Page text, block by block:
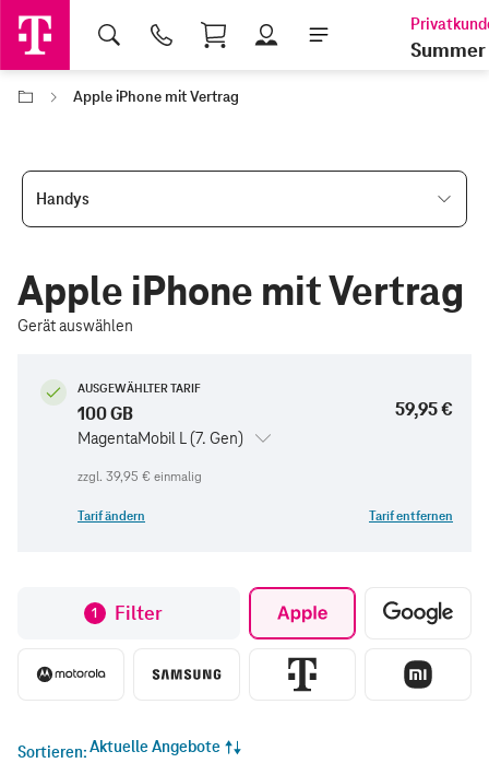
Shopping Cart
Summer
Apple iPhone mit Vertrag
Handys
Apple iPhone mit Vertrag
Gerät auswählen
AUSGEWÄHLTER TARIF
100 GB
MagentaMobil L (7. Gen)
59,95 €
zzgl. 39,95 € einmalig
Tarif ändern Tarif entfernen
1 Filter
Sortieren Aktuelle Angebote